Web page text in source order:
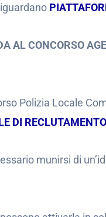
AL CONCORSO
Polizia Locale
DI
munirsi di